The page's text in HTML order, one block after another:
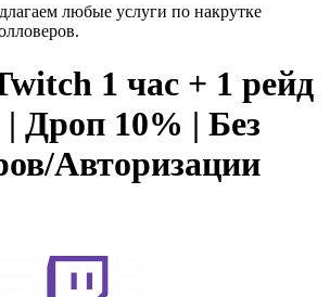
любые услуги по накрутке
1 час + 1 рейд
Дроп 10% | Без
Авторизации